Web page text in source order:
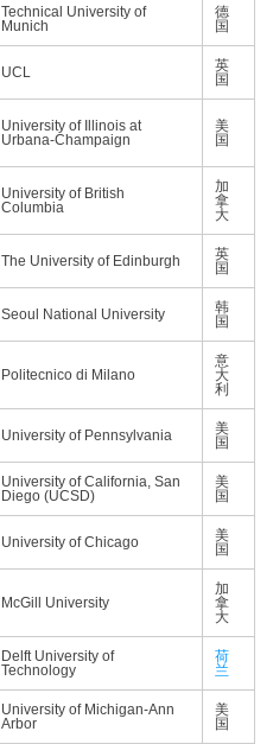
Technical University of
Munich
德
国
UCL
英
国
University of Illinois at
Urbana-Champaign
美
国
University of British
Columbia
加
拿
大
The University of Edinburgh
英
国
Seoul National University
韩
国
Politecnico di Milano
意
大
利
University of Pennsylvania
美
国
University of California, San
Diego (UCSD)
美
国
University of Chicago
美
国
McGill University
加
拿
大
Delft University of
Technology
荷
兰
University of Michigan-Ann
Arbor
美
国